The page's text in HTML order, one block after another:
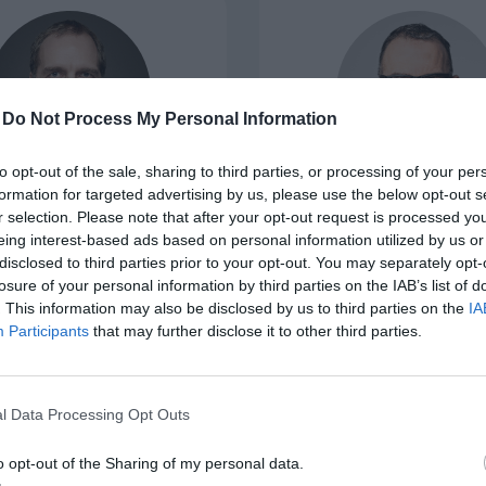
Do Not Process My Personal Information
opt-out of the sale, sharing to third parties, or processing of your
for targeted advertising by us, please use the below opt-out
selection. Please note that after your opt-out request is processed
interest-based ads based on personal information utilized by us
to third parties prior to your opt-out. You may separately
of your personal information by third parties on the IAB’s list of
This information may also be disclosed by us to third parties on the
Participants that may further disclose it to other third parties.
Data Processing Opt Outs
opt-out of the Sharing of my personal data.
belépési
befektetéseknél
amely eddig
számára volt
számára nyitott
is jöhet a magyar
OSZKÓ PÉTER
alapító, vezérigazgató
O3 Partners
VIDOVSZKY
üzletágvezető
Portfolio Investment